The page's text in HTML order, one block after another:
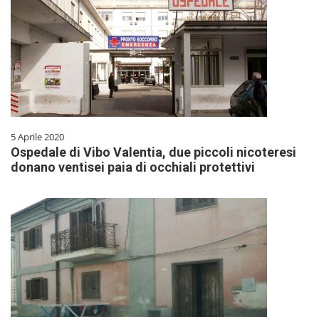
5 Aprile 2020
Ospedale di Vibo Valentia, due piccoli nicoteresi
donano ventisei paia di occhiali protettivi